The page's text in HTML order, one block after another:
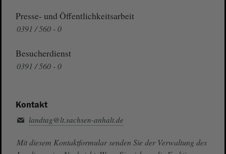
Presse- und Öffentlichkeitsarbeit
0391 / 560 - 0
Besucherdienst
0391 / 560 - 0
Kontakt
landtag@lt.sachsen-anhalt.de
Mit diesem Kontaktformular senden Sie der Verwaltung des